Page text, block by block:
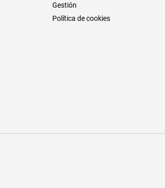
Gestión
Política de cookies